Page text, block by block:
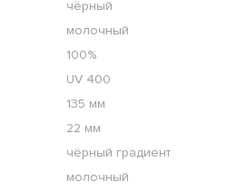
чёрный
молочный
100%
UV 400
135 мм
22 мм
чёрный градиент
молочный